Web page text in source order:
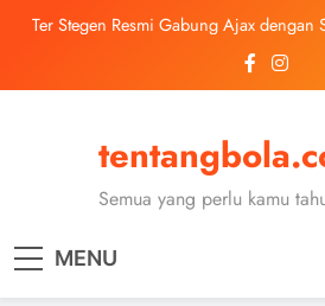
SkipTer Stegen Resmi Gabung Ajax dengan
Trabzonspor Mulai Negosiasi Mohamed
Medis Dijadwalkan 5 Agustus
2026, Siap Tatap Putaran Provinsi
Kerolin Resmi Gabung Barcelona,
Dilaporkan Pecahkan Rekor Penjualan
Pinjaman dari Barcelona
Trabzonspor Mulai Negosiasi Mohamed
Medis Dijadwalkan 5 Agustus
Semua yang perlu kamu
MENU